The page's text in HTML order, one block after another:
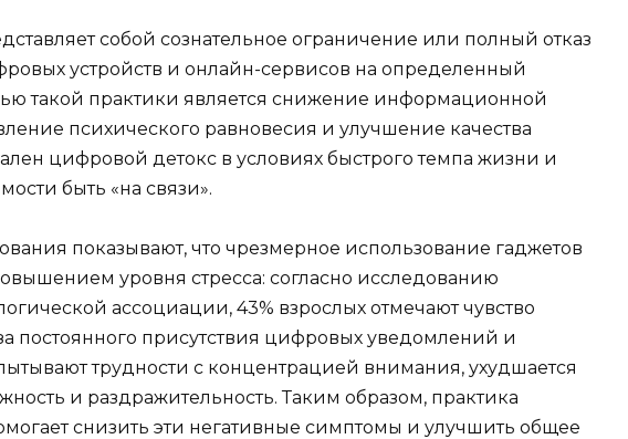
собой сознательное ограничение или полный отказ
устройств и онлайн-сервисов на определенный
такой практики является снижение информационной
психического равновесия и улучшение качества
цифровой детокс в условиях быстрого темпа жизни и
быть «на связи».
показывают, что чрезмерное использование гаджетов
уровня стресса: согласно исследованию
ассоциации, 43% взрослых отмечают чувство
постоянного присутствия цифровых уведомлений и
трудности с концентрацией внимания, ухудшается
и раздражительность. Таким образом, практика
снизить эти негативные симптомы и улучшить общее